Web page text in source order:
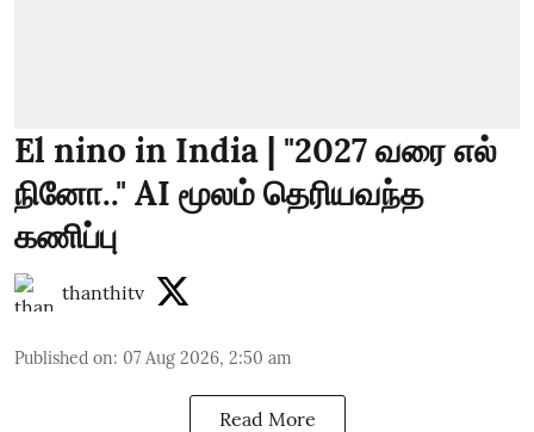
El nino in India | "2027 வரை எல்
நினோ.." AI மூலம் தெரியவந்த
கணிப்பு
thanthitv
Published on: 07 Aug 2026, 2:50 am
Read More